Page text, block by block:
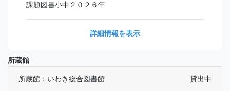
課題図書小中２０２６年
詳細情報を表示
所蔵館
所蔵館：いわき総合図書館 貸出中